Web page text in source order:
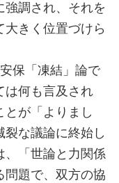
強調され、それを
大きく位置づけら
保「凍結」論で
は何も言及され
が「よりまし
な議論に終始し
、「世論と力関係
問題で、双方の協